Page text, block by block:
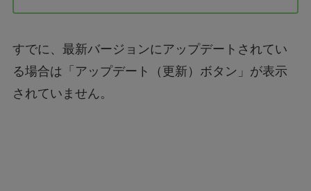
すでに、最新バージョンにアップデートされてい
る場合は「アップデート（更新）ボタン」が表示
されていません。